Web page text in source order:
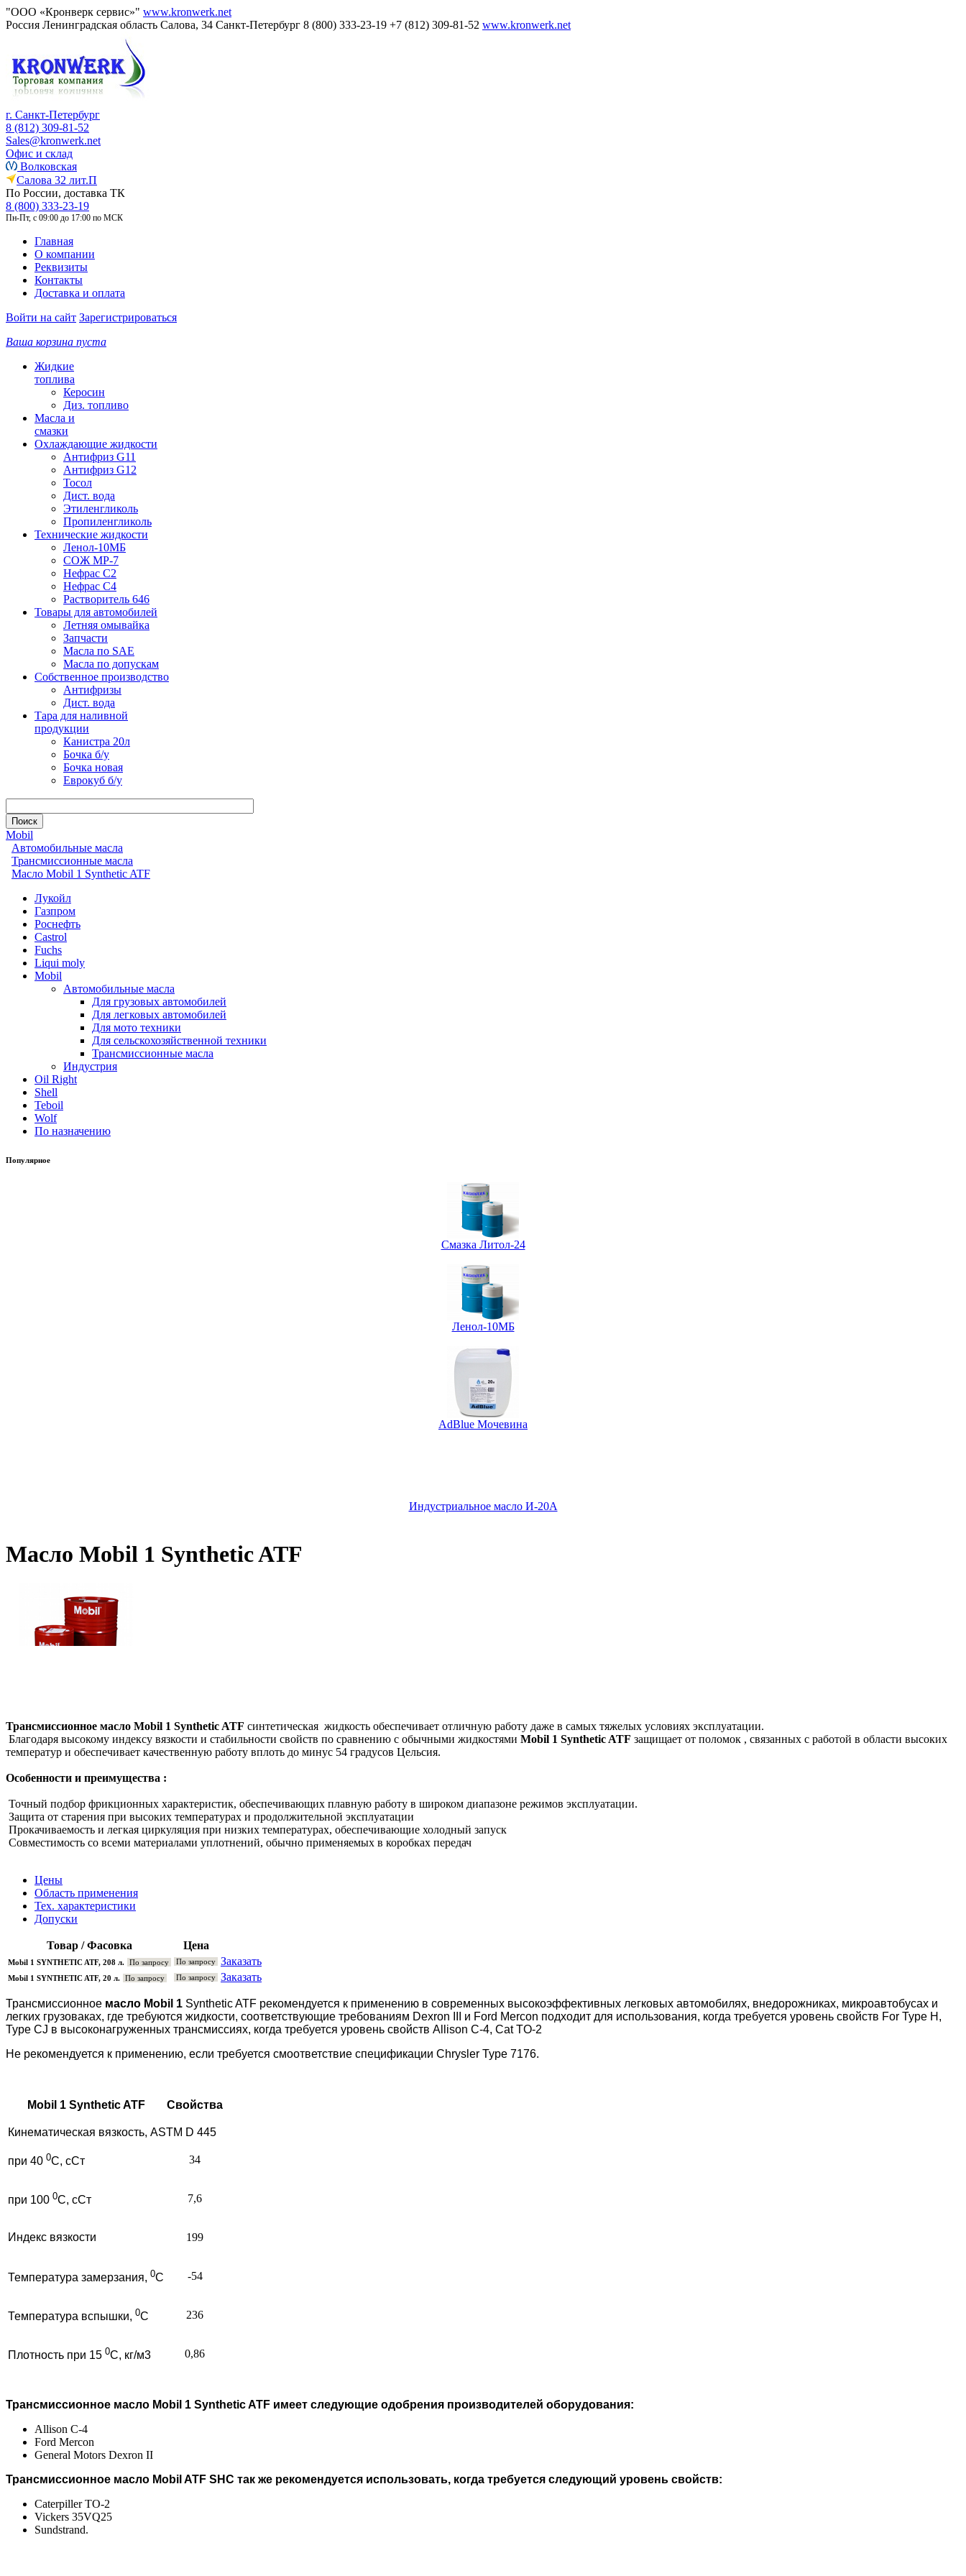
"ООО «Кронверк сервис»" www.kronwerk.net
Россия Ленинградская область Салова, 34 Санкт-Петербург 8 (800) 333-23-19 +7 (812) 309-81-52 www.kronwerk.net
г. Санкт-Петербург
8 (812) 309-81-52
Sales@kronwerk.net
Офис и склад
Волковская
Салова 32 лит.П
По России, доставка ТК
8 (800) 333-23-19
Пн-Пт, с 09:00 до 17:00 по МСК
Главная
О компании
Реквизиты
Контакты
Доставка и оплата
Войти на сайт Зарегистрироваться
Ваша корзина пуста
Жидкие
топлива
Керосин
Диз. топливо
Масла и
смазки
Охлаждающие жидкости
Антифриз G11
Антифриз G12
Тосол
Дист. вода
Этиленгликоль
Пропиленгликоль
Технические жидкости
Ленол-10МБ
СОЖ МР-7
Нефрас С2
Нефрас С4
Растворитель 646
Товары для автомобилей
Летняя омывайка
Запчасти
Масла по SAE
Масла по допускам
Собственное производство
Антифризы
Дист. вода
Тара для наливной
продукции
Канистра 20л
Бочка б/у
Бочка новая
Еврокуб б/у
Mobil
Автомобильные масла
Трансмиссионные масла
Масло Mobil 1 Synthetic ATF
Лукойл
Газпром
Роснефть
Castrol
Fuchs
Liqui moly
Mobil
Автомобильные масла
Для грузовых автомобилей
Для легковых автомобилей
Для мото техники
Для сельскохозяйственной техники
Трансмиссионные масла
Индустрия
Oil Right
Shell
Teboil
Wolf
По назначению
Популярное
Смазка Литол-24
Ленол-10МБ
AdBlue Мочевина
Индустриальное масло И-20А
Масло Mobil 1 Synthetic ATF
Трансмиссионное масло Mobil 1 Synthetic ATF синтетическая жидкость обеспечивает отличную работу даже в самых тяжелых условиях эксплуатации.
Благодаря высокому индексу вязкости и стабильности свойств по сравнению с обычными жидкостями Mobil 1 Synthetic ATF защищает от поломок , связанных с работой в области высоких
температур и обеспечивает качественную работу вплоть до минус 54 градусов Цельсия.
Особенности и преимущества :
Точный подбор фрикционных характеристик, обеспечивающих плавную работу в широком диапазоне режимов эксплуатации.
Защита от старения при высоких температурах и продолжительной эксплуатации
Прокачиваемость и легкая циркуляция при низких температурах, обеспечивающие холодный запуск
Совместимость со всеми материалами уплотнений, обычно применяемых в коробках передач
Цены
Область применения
Тех. характеристики
Допуски
Товар / Фасовка Цена
Mobil 1 SYNTHETIC ATF, 208 л. По запросу По запросу Заказать
Mobil 1 SYNTHETIC ATF, 20 л. По запросу По запросу Заказать
Трансмиссионное масло Mobil 1 Synthetic ATF рекомендуется к применению в современных высокоэффективных легковых автомобилях, внедорожниках, микроавтобусах и
легких грузоваках, где требуются жидкости, соответствующие требованиям Dexron III и Ford Mercon подходит для использования, когда требуется уровень свойств For Type H,
Type CJ в высоконагруженных трансмиссиях, когда требуется уровень свойств Allison C-4, Cat TO-2
Не рекомендуется к применению, если требуется смоответствие спецификации Chrysler Type 7176.
Mobil 1 Synthetic ATF Свойства
Кинематическая вязкость, ASTM D 445
при 40 0С, сСт 34
при 100 0С, сСт 7,6
Индекс вязкости 199
Температура замерзания, 0С -54
Температура вспышки, 0С 236
Плотность при 15 0С, кг/м3 0,86
Трансмиссионное масло Mobil 1 Synthetic ATF имеет следующие одобрения производителей оборудования:
Allison C-4
Ford Mercon
General Motors Dexron II
Трансмиссионное масло Mobil ATF SHC так же рекомендуется использовать, когда требуется следующий уровень свойств:
Caterpiller TO-2
Vickers 35VQ25
Sundstrand.